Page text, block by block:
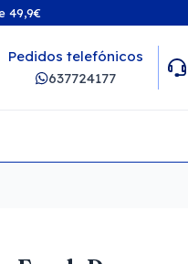
49,9€
Pedidos telefónicos
637724177